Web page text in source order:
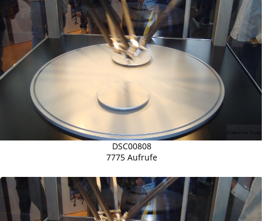
DSC00808
7775 Aufrufe